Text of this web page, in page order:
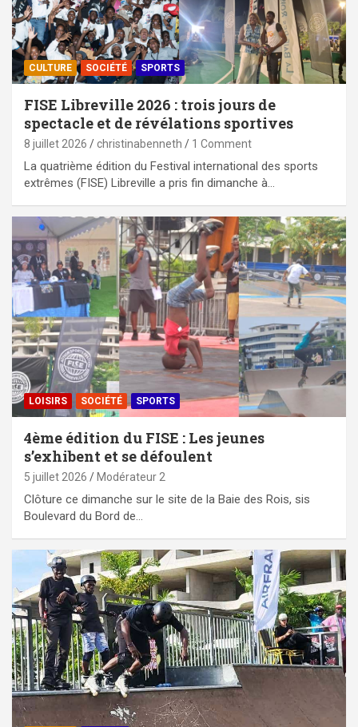
CULTURE SOCIÉTÉ SPORTS
FISE Libreville 2026 : trois jours de
spectacle et de révélations sportives
8 juillet 2026 christinabenneth 1 Comment
La quatrième édition du Festival international des sports
extrêmes (FISE) Libreville a pris fin dimanche à…
LOISIRS SOCIÉTÉ SPORTS
4ème édition du FISE : Les jeunes
s’exhibent et se défoulent
5 juillet 2026 Modérateur 2
Clôture ce dimanche sur le site de la Baie des Rois, sis
Boulevard du Bord de…